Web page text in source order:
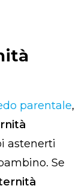
parentale,
astenerti
Se